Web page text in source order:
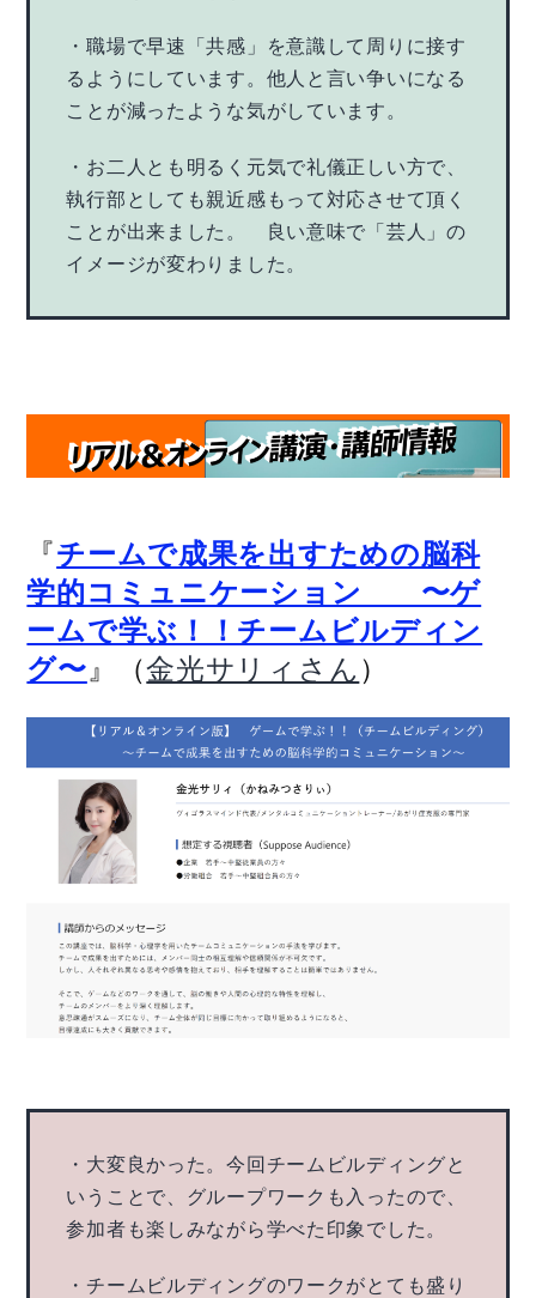
・職場で早速「共感」を意識して周りに接す
るようにしています。他人と言い争いになる
ことが減ったような気がしています。
・お二人とも明るく元気で礼儀正しい方で、
執行部としても親近感もって対応させて頂く
ことが出来ました。 良い意味で「芸人」の
イメージが変わりました。
『チームで成果を出すための脳科
学的コミュニケーション 〜ゲ
ームで学ぶ！！チームビルディン
グ〜 』（金光サリィさん ）
・大変良かった。今回チームビルディングと
いうことで、グループワークも入ったので、
参加者も楽しみながら学べた印象でした。
・チームビルディングのワークがとても盛り